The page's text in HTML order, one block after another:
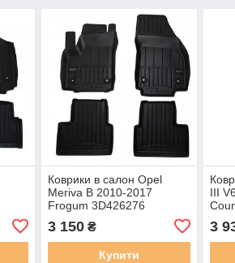
Коврики в салон Opel
Meriva B 2010-2017
Frogum 3D426276
3 150₴
Купити
III
3